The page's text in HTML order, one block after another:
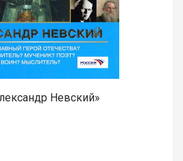
Невский»